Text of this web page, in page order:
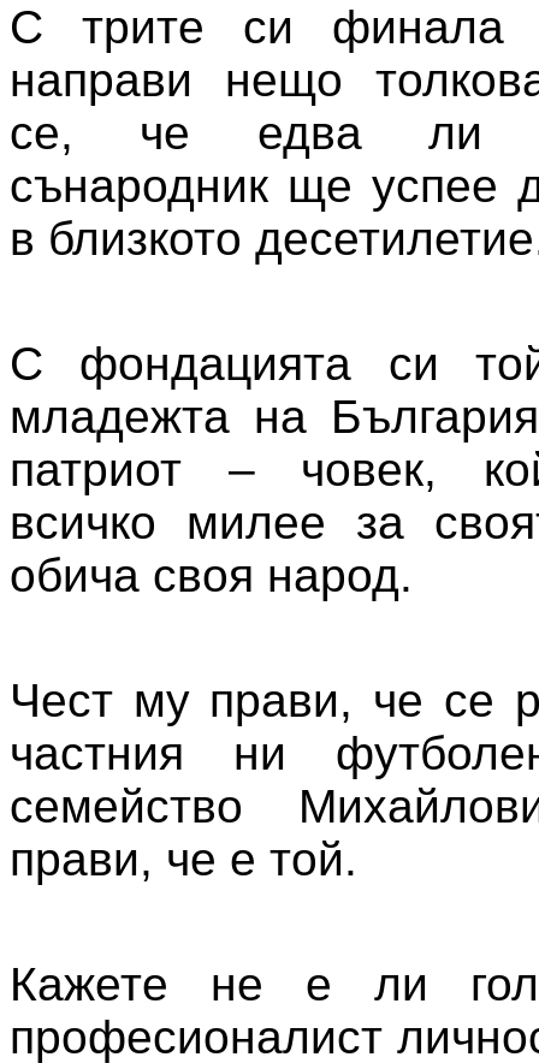
С трите си
направи нещо
се, че едва ли
сънародник ще успее
в близкото
С фондацията си
младежта на
патриот – човек,
всичко милее за
обича своя народ.
Чест му прави, че се
частния ни
семейство
прави, че е той.
Кажете не е ли
професионалист